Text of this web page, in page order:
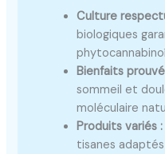
Culture
biologiques
Bienfaits
sommeil et
moléculaire
Produits variés :
tisanes